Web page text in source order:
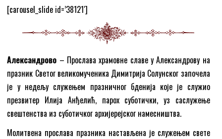
[carousel_slide id=’38121′]
Александрово – Прослава храмовне славе у Александрову на
празник Светог великомученика Димитрија Солунског започела
је у недељу служењем празничног бденија које је служио
презвитер Илија Анђелић, парох суботички, уз саслужење
свештенства из суботичког архијерејског намесништва.
Молитвена прослава празника настављена је служењем свете